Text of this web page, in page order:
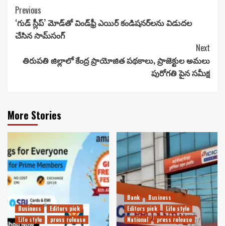
Continue
Reading
Previous
‘గుడ్ స్లీప్’ మోడ్‌తో విండ్‌ఫ్రీ ఎయిర్ కండిషనర్‌లను విడుదల
చేసిన సామ్‌సంగ్
Next
తిరుపతి జిల్లాలో కేంద్ర ప్రాయోజిత పథకాలు, ప్రాజెక్టుల అమలు
పురోగతి పైన సమీక్ష
More Stories
Business
Editors pick
Life style
press release
Bank
Business
Editors pick
Life style
National
press release